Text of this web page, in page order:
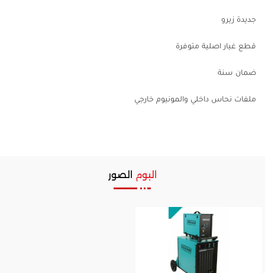
جديدة زيرو
قطع غيار اصلية متوفرة
ضمان سنة
ملفات نحاس داخلي والمونيوم خارجي
البوم الصور